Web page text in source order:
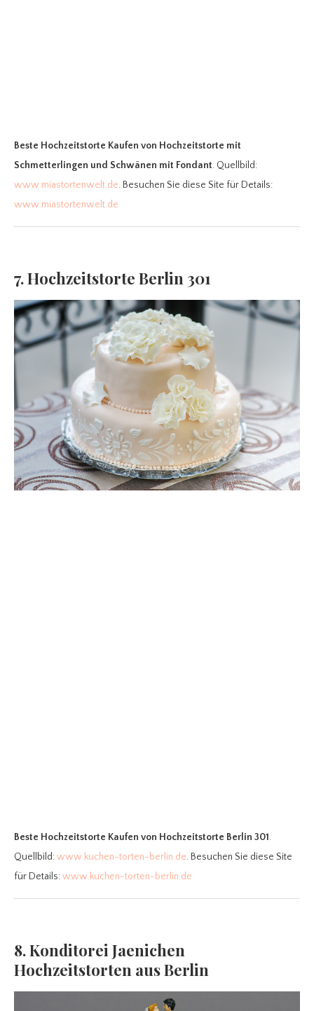
Beste Hochzeitstorte Kaufen von Hochzeitstorte mit
Schmetterlingen und Schwänen mit Fondant. Quellbild:
www.miastortenwelt.de. Besuchen Sie diese Site für Details:
www.miastortenwelt.de
7. Hochzeitstorte Berlin 301
Beste Hochzeitstorte Kaufen von Hochzeitstorte Berlin 301.
Quellbild:www.kuchen-torten-berlin.de. Besuchen Sie diese Site
für Details:www.kuchen-torten-berlin.de
8. Konditorei Jaenichen
Hochzeitstorten aus Berlin